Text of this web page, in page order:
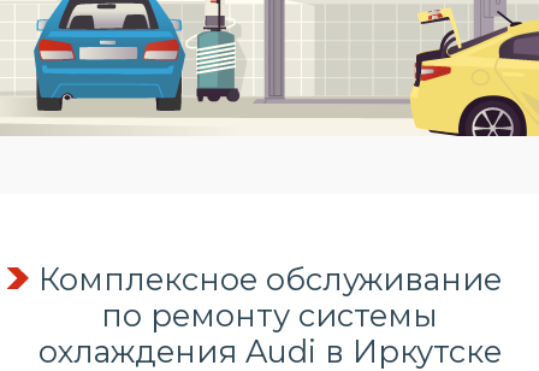
Комплексное обслуживание
по ремонту системы
охлаждения Audi в Иркутске